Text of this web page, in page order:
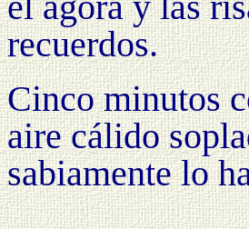
recuerdos.
Cinco minutos
aire cálido
sabiamente lo